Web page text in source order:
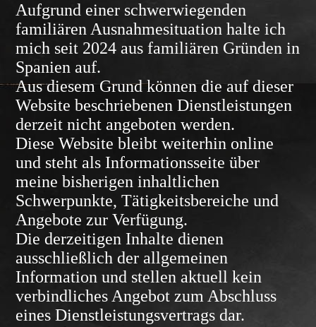
Aufgrund einer schwerwiegenden
familiären Ausnahmesituation halte ich
mich seit 2024 aus familiären Gründen in
Spanien auf.
Aus diesem Grund können die auf dieser
Website beschriebenen Dienstleistungen
derzeit nicht angeboten werden.
Diese Website bleibt weiterhin online
und steht als Informationsseite über
meine bisherigen inhaltlichen
Schwerpunkte, Tätigkeitsbereiche und
Angebote zur Verfügung.
Die derzeitigen Inhalte dienen
ausschließlich der allgemeinen
Information und stellen aktuell kein
verbindliches Angebot zum Abschluss
eines Dienstleistungsvertrags dar.